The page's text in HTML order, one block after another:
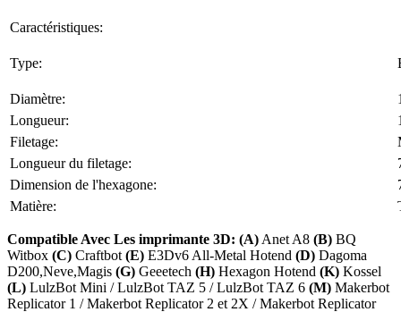
Caractéristiques:
Type:
Diamètre:
Longueur:
Filetage:
Longueur du filetage:
Dimension de l'hexagone:
Matière:
Compatible Avec Les imprimante 3D: (A)Anet A8 (B) BQ
Witbox (C) Craftbot(E) E3Dv6 All-Metal Hotend (D) Dagoma
D200,Neve,Magis (G) Geeetech (H) Hexagon Hotend (K) Kossel
(L) LulzBot Mini / LulzBot TAZ 5 / LulzBot TAZ 6 (M) Makerbot
Replicator 1 / Makerbot Replicator 2 et 2X / Makerbot Replicator